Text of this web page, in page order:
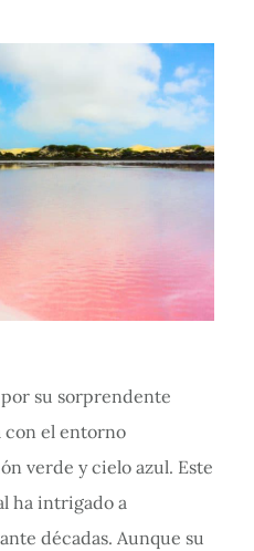
su sorprendente
con el entorno
verde y cielo azul. Este
ha intrigado a
décadas. Aunque su